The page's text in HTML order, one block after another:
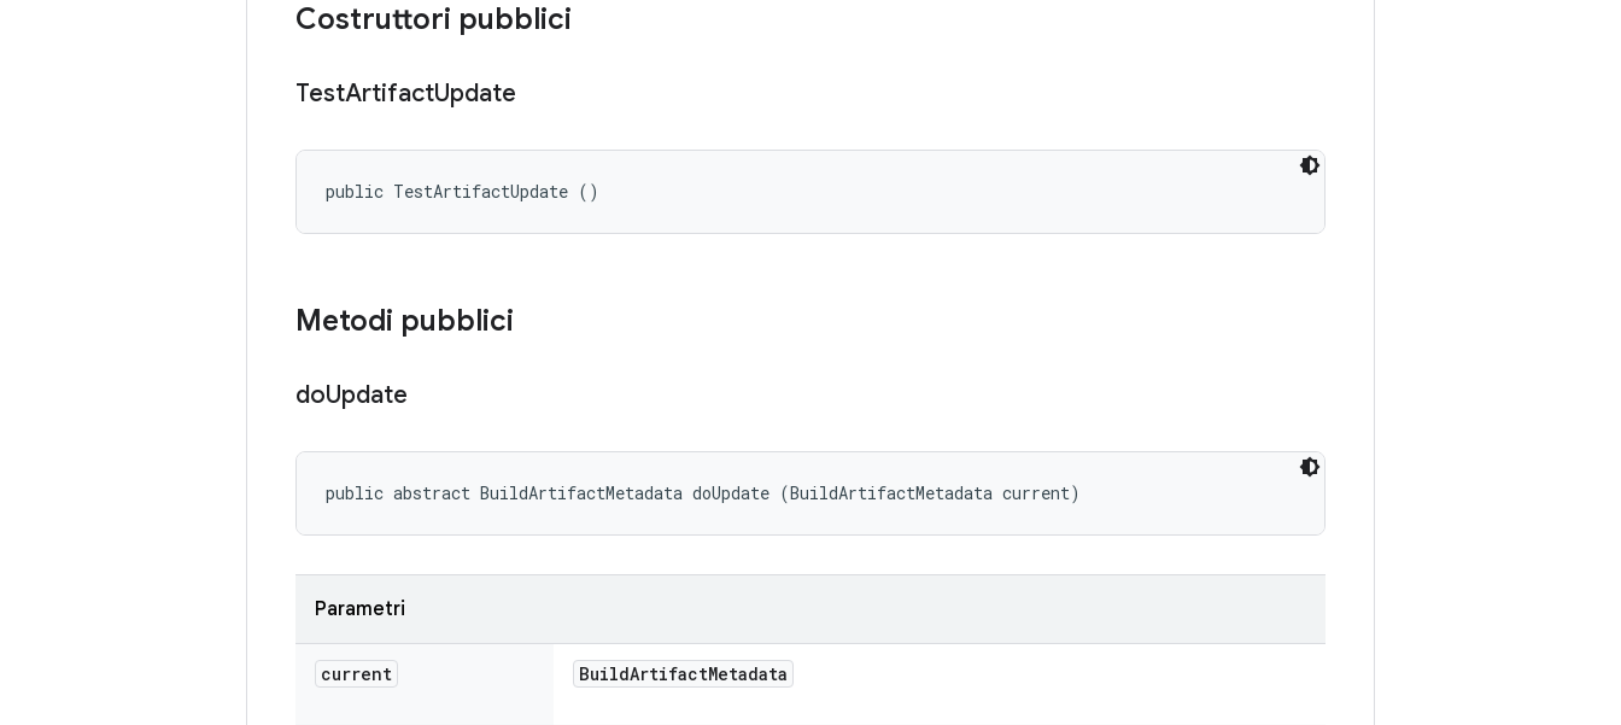
Costruttori pubblici
TestArtifactUpdate
public TestArtifactUpdate ()
Metodi pubblici
doUpdate
public abstract BuildArtifactMetadata doUpdate (BuildArtifactMetadata current)
Parametri
current BuildArtifactMetadata